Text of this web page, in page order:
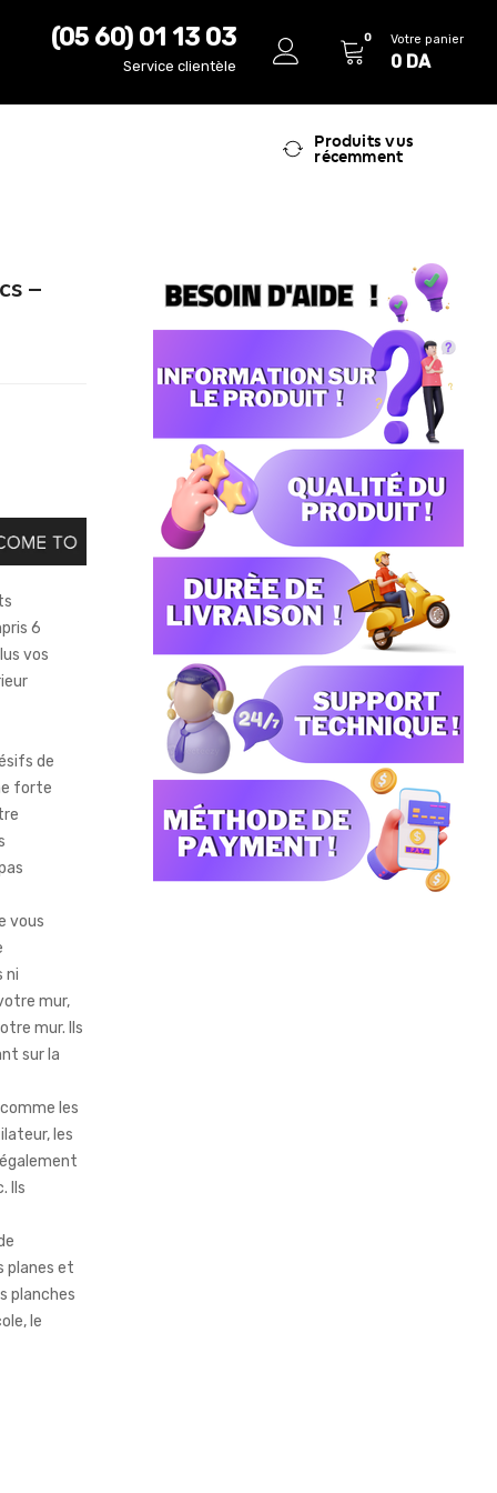
(05 60) 01 13 03
Service clientèle
0 Votre panier
0 DA
Produits vus
récemment
–
6
vos
de
forte
vous
ni
mur,
mur. Ils
sur la
les
les
Ils
planes et
planches
le